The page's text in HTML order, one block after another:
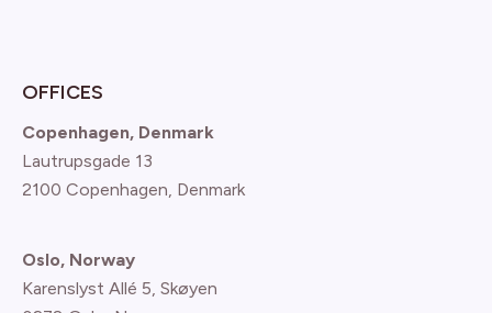
OFFICES
Copenhagen, Denmark
Lautrupsgade 13
2100 Copenhagen, Denmark
Oslo, Norway
Karenslyst Allé 5, Skøyen